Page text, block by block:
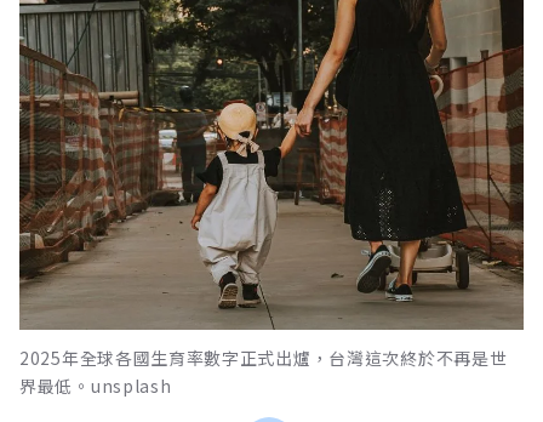
2025年全球各國生育率數字正式出爐，台灣這次終於不再是世
界最低。unsplash